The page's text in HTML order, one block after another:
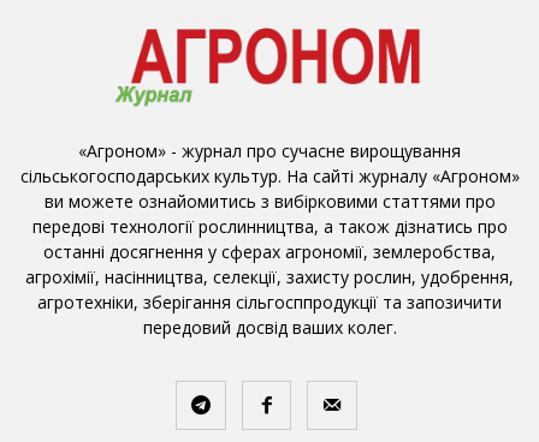
«Агроном» - журнал про сучасне вирощування
сільськогосподарських культур. На сайті журналу «Агроном»
ви можете ознайомитись з вибірковими статтями про
передові технології рослинництва, а також дізнатись про
останні досягнення у сферах агрономії, землеробства,
агрохімії, насінництва, селекції, захисту рослин, удобрення,
агротехніки, зберігання сільгосппродукції та запозичити
передовий досвід ваших колег.